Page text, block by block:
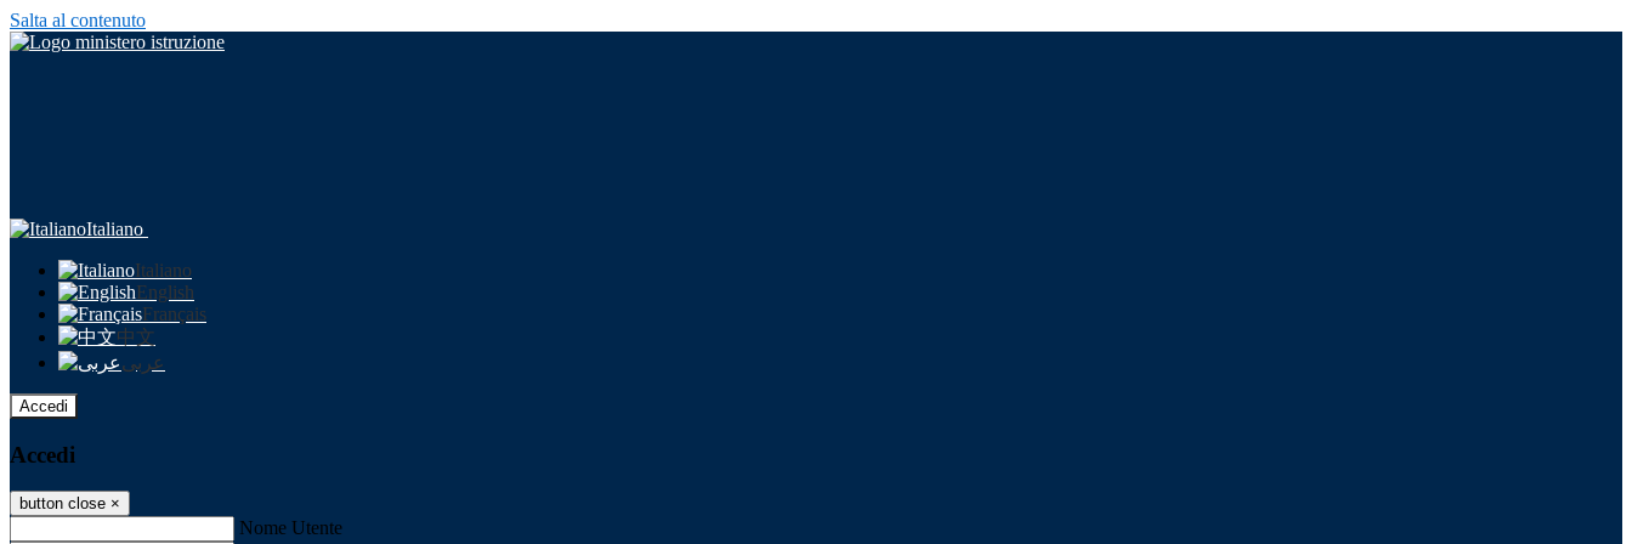
Salta al contenuto
Italiano
Italiano
English
Français
中文
عربى
Accedi
Accedi
button close ×
Nome Utente